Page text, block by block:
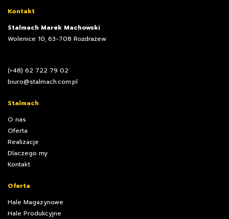
Kontakt
Stalmach Marek Machowski
Wolenice 10, 63-708 Rozdrażew
(+48) 62 722 79 02
biuro@stalmach.com.pl
Stalmach
O nas
Oferta
Realizacje
Dlaczego my
Kontakt
Oferta
Hale Magazynowe
Hale Produkcyjne